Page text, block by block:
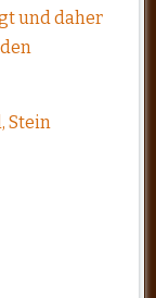
und daher
Stein